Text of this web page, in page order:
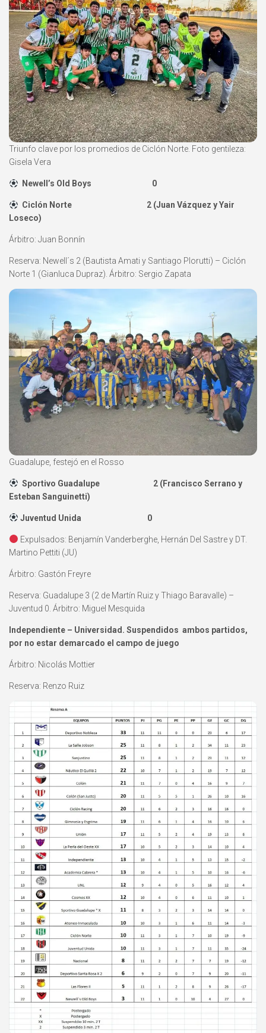
Triunfo clave por los promedios de Ciclón Norte. Foto gentileza:
Gisela Vera
Newell’s Old Boys 0
Ciclón Norte 2 (Juan Vázquez y Yair
Loseco)
Árbitro: Juan Bonnín
Reserva: Newell´s 2 (Bautista Amati y Santiago Plorutti) – Ciclón
Norte 1 (Gianluca Dupraz). Árbitro: Sergio Zapata
Guadalupe, festejó en el Rosso
Sportivo Guadalupe 2 (Francisco Serrano y
Esteban Sanguinetti)
Juventud Unida 0
Expulsados: Benjamín Vanderberghe, Hernán Del Sastre y DT.
Martino Pettiti (JU)
Árbitro: Gastón Freyre
Reserva: Guadalupe 3 (2 de Martín Ruiz y Thiago Baravalle) –
Juventud 0. Árbitro: Miguel Mesquida
Independiente – Universidad. Suspendidos ambos partidos,
por no estar demarcado el campo de juego
Árbitro: Nicolás Mottier
Reserva: Renzo Ruiz